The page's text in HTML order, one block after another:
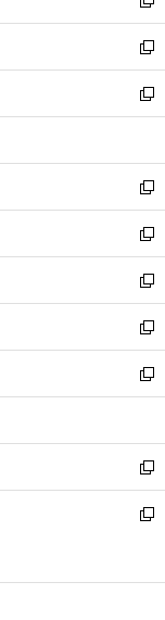
開
く
ウ
で
開
く
ン
ド
ウ
で
開
ウ
ィ
ン
ド
ウ
開
く
新
し
い
ウ
ィ
ン
ウ
で
開
く
新
し
い
ウ
ン
ド
ウ
で
開
く
新
し
ウ
ィ
ン
ド
ウ
で
開
く
新
し
い
ウ
ィ
ン
ド
ウ
で
開
新
し
い
ウ
ィ
ン
ド
ウ
開
く
新
し
い
ウ
ィ
ン
ウ
で
開
く
新
し
い
ウ
ン
ド
ウ
で
新
し
ウ
ィ
ン
ド
開
新
し
い
ン
新
ウ